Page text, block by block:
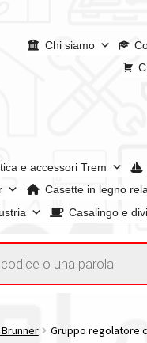
Chi siamo
e accessori Trem
Casette in legno
Casalingo e
generaliConfronta
dei prodotti
Brunner Gruppo regolatore